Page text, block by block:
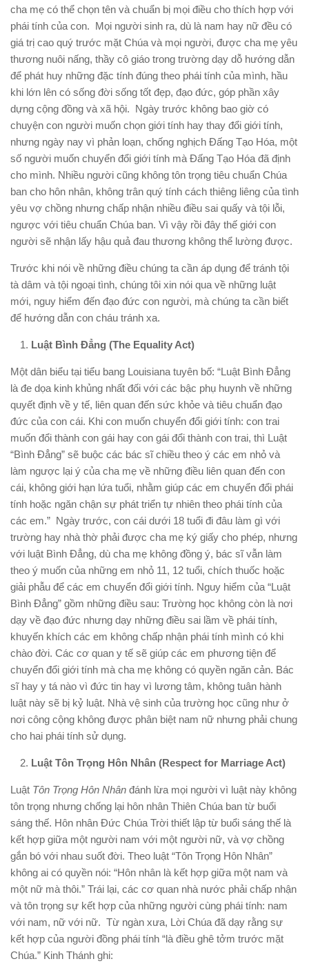
cha mẹ có thể chọn tên và chuẩn bị mọi điều cho thích hợp với
phái tính của con. Mọi người sinh ra, dù là nam hay nữ đều có
giá trị cao quý trước mặt Chúa và mọi người, được cha mẹ yêu
thương nuôi nấng, thầy cô giáo trong trường dạy dỗ hướng dẫn
để phát huy những đặc tính đúng theo phái tính của mình, hầu
khi lớn lên có sống đời sống tốt đẹp, đạo đức, góp phần xây
dựng cộng đồng và xã hội. Ngày trước không bao giờ có
chuyện con người muốn chọn giới tính hay thay đổi giới tính,
nhưng ngày nay vì phản loạn, chống nghịch Đấng Tạo Hóa, một
số người muốn chuyển đổi giới tính mà Đấng Tạo Hóa đã định
cho mình. Nhiều người cũng không tôn trọng tiêu chuẩn Chúa
ban cho hôn nhân, không trân quý tính cách thiêng liêng của tình
yêu vợ chồng nhưng chấp nhận nhiều điều sai quấy và tội lỗi,
ngược với tiêu chuẩn Chúa ban. Vì vậy rồi đây thế giới con
người sẽ nhận lấy hậu quả đau thương không thể lường được.
Trước khi nói về những điều chúng ta cần áp dụng để tránh tội
tà dâm và tội ngoại tình, chúng tôi xin nói qua về những luật
mới, nguy hiểm đến đạo đức con người, mà chúng ta cần biết
để hướng dẫn con cháu tránh xa.
Luật Bình Đẳng (The Equality Act)
Một dân biểu tại tiểu bang Louisiana tuyên bố: “Luật Bình Đẳng
là đe dọa kinh khủng nhất đối với các bậc phụ huynh về những
quyết định về y tế, liên quan đến sức khỏe và tiêu chuẩn đạo
đức của con cái. Khi con muốn chuyển đổi giới tính: con trai
muốn đổi thành con gái hay con gái đổi thành con trai, thì Luật
“Bình Đẳng” sẽ buộc các bác sĩ chiều theo ý các em nhỏ và
làm ngược lại ý của cha mẹ về những điều liên quan đến con
cái, không giới hạn lứa tuổi, nhằm giúp các em chuyển đổi phái
tính hoặc ngăn chận sự phát triển tự nhiên theo phái tính của
các em.” Ngày trước, con cái dưới 18 tuổi đi đâu làm gì với
trường hay nhà thờ phải được cha mẹ ký giấy cho phép, nhưng
với luật Bình Đẳng, dù cha mẹ không đồng ý, bác sĩ vẫn làm
theo ý muốn của những em nhỏ 11, 12 tuổi, chích thuốc hoặc
giải phẫu để các em chuyển đổi giới tính. Nguy hiểm của “Luật
Bình Đẳng” gồm những điều sau: Trường học không còn là nơi
dạy về đạo đức nhưng dạy những điều sai lầm về phái tính,
khuyến khích các em không chấp nhận phái tính mình có khi
chào đời. Các cơ quan y tế sẽ giúp các em phương tiện để
chuyển đổi giới tính mà cha mẹ không có quyền ngăn cản. Bác
sĩ hay y tá nào vì đức tin hay vì lương tâm, không tuân hành
luật này sẽ bị kỷ luật. Nhà vệ sinh của trường học cũng như ở
nơi công cộng không được phân biệt nam nữ nhưng phải chung
cho hai phái tính sử dụng.
Luật Tôn Trọng Hôn Nhân (Respect for Marriage Act)
Luật Tôn Trọng Hôn Nhân đánh lừa mọi người vì luật này không
tôn trọng nhưng chống lại hôn nhân Thiên Chúa ban từ buổi
sáng thế. Hôn nhân Đức Chúa Trời thiết lập từ buổi sáng thế là
kết hợp giữa một người nam với một người nữ, và vợ chồng
gắn bó với nhau suốt đời. Theo luật “Tôn Trọng Hôn Nhân”
không ai có quyền nói: “Hôn nhân là kết hợp giữa một nam và
một nữ mà thôi.” Trái lại, các cơ quan nhà nước phải chấp nhận
và tôn trọng sự kết hợp của những người cùng phái tính: nam
với nam, nữ với nữ. Từ ngàn xưa, Lời Chúa đã dạy rằng sự
kết hợp của người đồng phái tính “là điều ghê tởm trước mặt
Chúa.” Kinh Thánh ghi: